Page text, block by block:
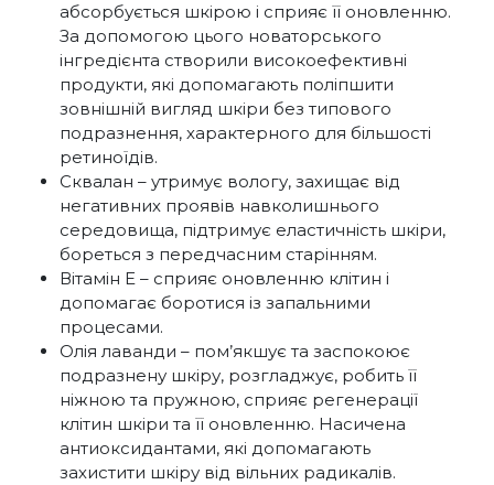
абсорбується шкірою і сприяє її оновленню.
За допомогою цього новаторського
інгредієнта створили високоефективні
продукти, які допомагають поліпшити
зовнішній вигляд шкіри без типового
подразнення, характерного для більшості
ретиноїдів.
Сквалан – утримує вологу, захищає від
негативних проявів навколишнього
середовища, підтримує еластичність шкіри,
бореться з передчасним старінням.
Вітамін Е – сприяє оновленню клітин і
допомагає боротися із запальними
процесами.
Олія лаванди – пом’якшує та заспокоює
подразнену шкіру, розгладжує, робить її
ніжною та пружною, сприяє регенерації
клітин шкіри та її оновленню. Насичена
антиоксидантами, які допомагають
захистити шкіру від вільних радикалів.